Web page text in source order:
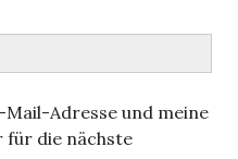
Adresse und meine
für die nächste